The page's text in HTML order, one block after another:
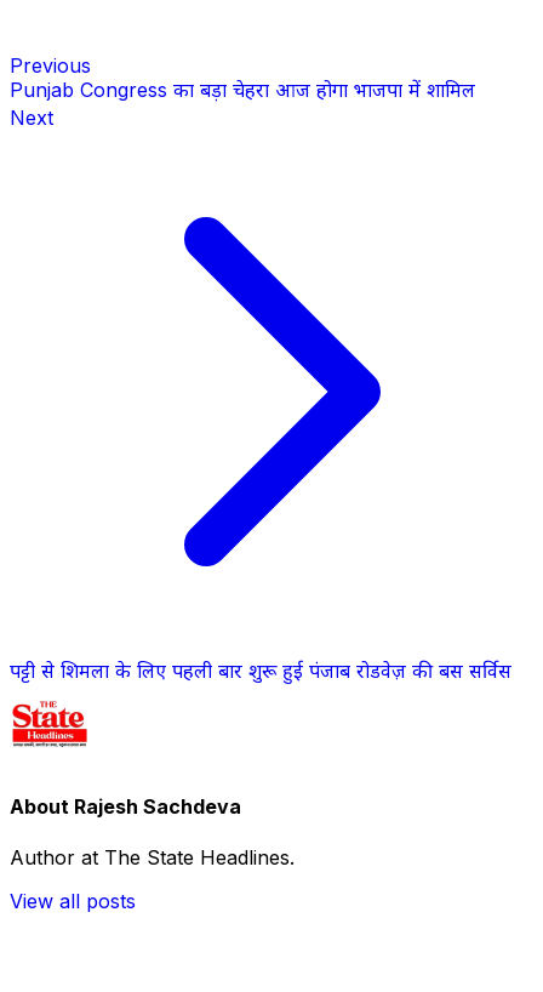
Previous
Punjab Congress का बड़ा चेहरा आज होगा भाजपा में शामिल
Next
पट्टी से शिमला के लिए पहली बार शुरू हुई पंजाब रोडवेज़ की बस सर्विस
About Rajesh Sachdeva
Author at The State Headlines.
View all posts